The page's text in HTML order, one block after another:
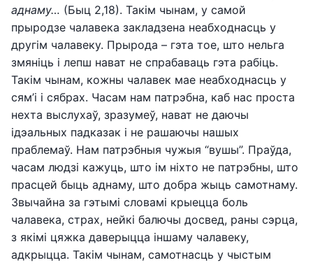
аднаму… (Быц 2,18). Такім чынам, у самой
прыродзе чалавека закладзена неабходнасць у
другім чалавеку. Прырода – гэта тое, што нельга
змяніць і лепш нават не спрабаваць гэта рабіць.
Такім чынам, кожны чалавек мае неабходнасць у
сям’і і сябрах. Часам нам патрэбна, каб нас проста
нехта выслухаў, зразумеў, нават не даючы
ідэальных падказак і не рашаючы нашых
праблемаў. Нам патрэбныя чужыя “вушы”. Праўда,
часам людзі кажуць, што ім ніхто не патрэбны, што
прасцей быць аднаму, што добра жыць самотнаму.
Звычайна за гэтымі словамі крыецца боль
чалавека, страх, нейкі балючы досвед, раны сэрца,
з якімі цяжка даверыцца іншаму чалавеку,
адкрыцца. Такім чынам, самотнасць у чыстым